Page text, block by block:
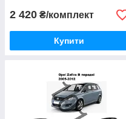
2 420 ₴/комплект
Купити